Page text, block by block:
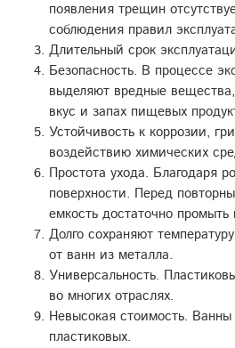
появления трещин
соблюдения правил
Длительный срок
Безопасность. В процессе
выделяют вредные
вкус и запах пищевых
Устойчивость к коррозии,
воздействию химических
Простота ухода. Благодаря
поверхности. Перед
емкость достаточно
Долго сохраняют
от ванн из металла.
Универсальность.
во многих отраслях.
Невысокая стоимость.
пластиковых.